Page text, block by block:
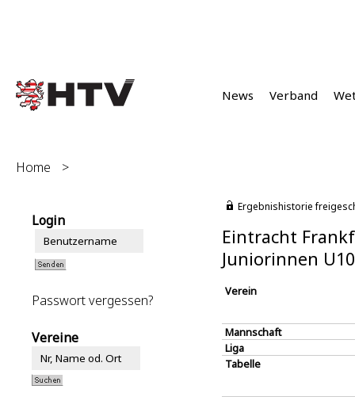
News Verband
Home >
Login
Passwort vergessen?
Vereine
Ergebnishistorie
Eintracht
Juniorinnen
Verein
Mannschaft
Liga
Tabelle